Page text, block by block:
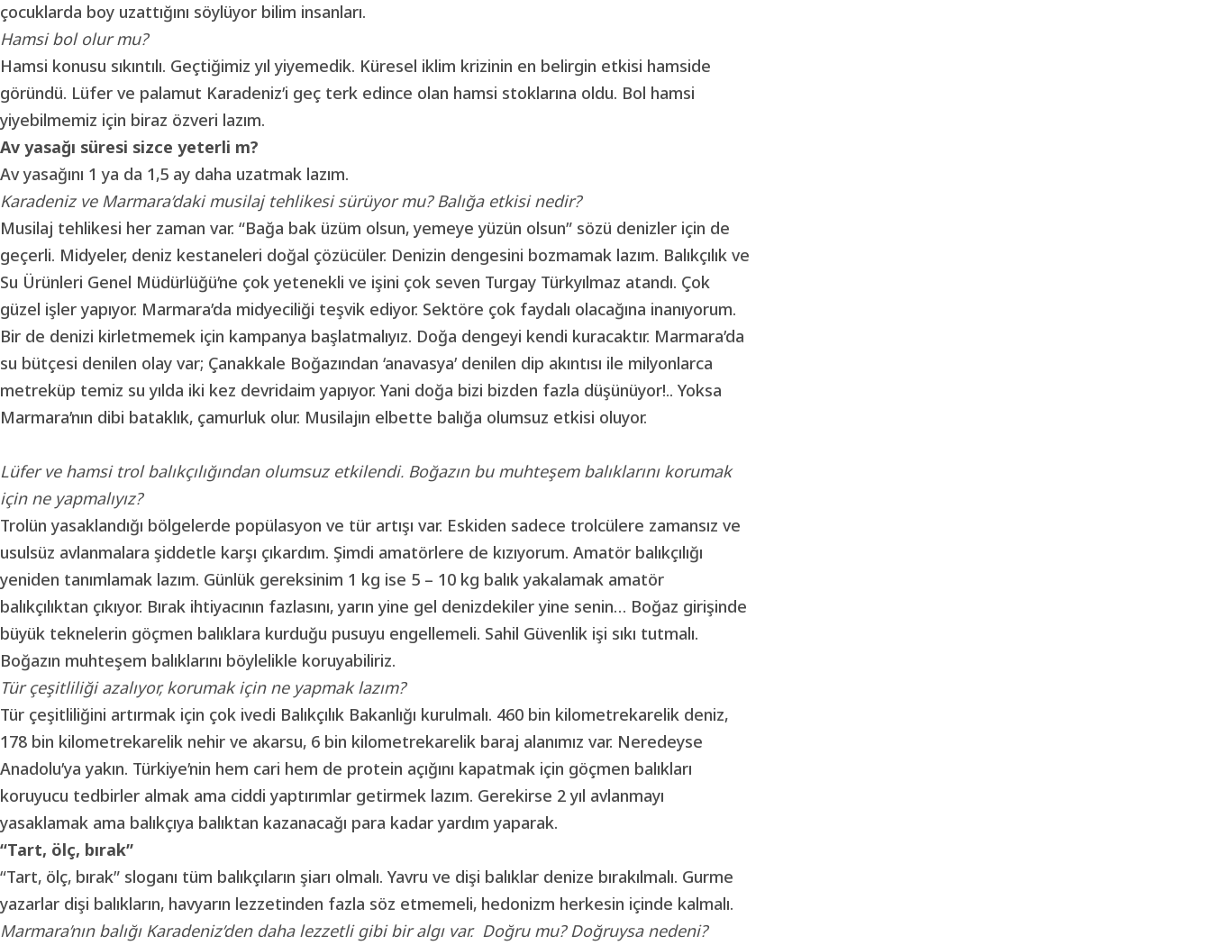
çocuklarda boy uzattığını söylüyor bilim insanları.
Hamsi bol olur mu?
Hamsi konusu sıkıntılı. Geçtiğimiz yıl yiyemedik. Küresel iklim krizinin en belirgin etkisi hamside
göründü. Lüfer ve palamut Karadeniz’i geç terk edince olan hamsi stoklarına oldu. Bol hamsi
yiyebilmemiz için biraz özveri lazım.
Av yasağı süresi sizce yeterli m?
Av yasağını 1 ya da 1,5 ay daha uzatmak lazım.
Karadeniz ve Marmara’daki musilaj tehlikesi sürüyor mu? Balığa etkisi nedir?
Musilaj tehlikesi her zaman var. “Bağa bak üzüm olsun, yemeye yüzün olsun” sözü denizler için de
geçerli. Midyeler, deniz kestaneleri doğal çözücüler. Denizin dengesini bozmamak lazım. Balıkçılık ve
Su Ürünleri Genel Müdürlüğü’ne çok yetenekli ve işini çok seven Turgay Türkyılmaz atandı. Çok
güzel işler yapıyor. Marmara’da midyeciliği teşvik ediyor. Sektöre çok faydalı olacağına inanıyorum.
Bir de denizi kirletmemek için kampanya başlatmalıyız. Doğa dengeyi kendi kuracaktır. Marmara’da
su bütçesi denilen olay var; Çanakkale Boğazından ‘anavasya’ denilen dip akıntısı ile milyonlarca
metreküp temiz su yılda iki kez devridaim yapıyor. Yani doğa bizi bizden fazla düşünüyor!.. Yoksa
Marmara’nın dibi bataklık, çamurluk olur. Musilajın elbette balığa olumsuz etkisi oluyor.
Lüfer ve hamsi trol balıkçılığından olumsuz etkilendi. Boğazın bu muhteşem balıklarını korumak
için ne yapmalıyız?
Trolün yasaklandığı bölgelerde popülasyon ve tür artışı var. Eskiden sadece trolcülere zamansız ve
usulsüz avlanmalara şiddetle karşı çıkardım. Şimdi amatörlere de kızıyorum. Amatör balıkçılığı
yeniden tanımlamak lazım. Günlük gereksinim 1 kg ise 5 – 10 kg balık yakalamak amatör
balıkçılıktan çıkıyor. Bırak ihtiyacının fazlasını, yarın yine gel denizdekiler yine senin… Boğaz girişinde
büyük teknelerin göçmen balıklara kurduğu pusuyu engellemeli. Sahil Güvenlik işi sıkı tutmalı.
Boğazın muhteşem balıklarını böylelikle koruyabiliriz.
Tür çeşitliliği azalıyor, korumak için ne yapmak lazım?
Tür çeşitliliğini artırmak için çok ivedi Balıkçılık Bakanlığı kurulmalı. 460 bin kilometrekarelik deniz,
178 bin kilometrekarelik nehir ve akarsu, 6 bin kilometrekarelik baraj alanımız var. Neredeyse
Anadolu’ya yakın. Türkiye’nin hem cari hem de protein açığını kapatmak için göçmen balıkları
koruyucu tedbirler almak ama ciddi yaptırımlar getirmek lazım. Gerekirse 2 yıl avlanmayı
yasaklamak ama balıkçıya balıktan kazanacağı para kadar yardım yaparak.
“Tart, ölç, bırak”
“Tart, ölç, bırak” sloganı tüm balıkçıların şiarı olmalı. Yavru ve dişi balıklar denize bırakılmalı. Gurme
yazarlar dişi balıkların, havyarın lezzetinden fazla söz etmemeli, hedonizm herkesin içinde kalmalı.
Marmara’nın balığı Karadeniz’den daha lezzetli gibi bir algı var. Doğru mu? Doğruysa nedeni?